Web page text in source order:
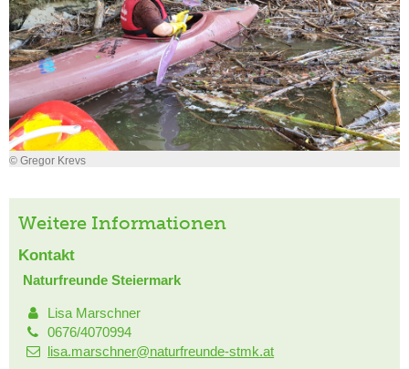
© Gregor Krevs
Weitere Informationen
Kontakt
Naturfreunde Steiermark
Lisa Marschner
0676/4070994
lisa.marschner@naturfreunde-stmk.at